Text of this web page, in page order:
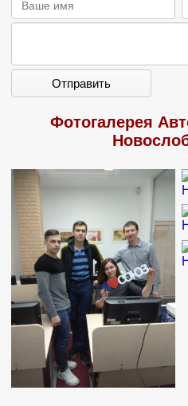
Отправить
Фотогалерея